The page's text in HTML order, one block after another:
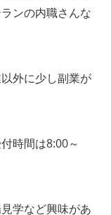
ンの内職さんな
外に少し副業が
時間は8:00～
学など興味があ